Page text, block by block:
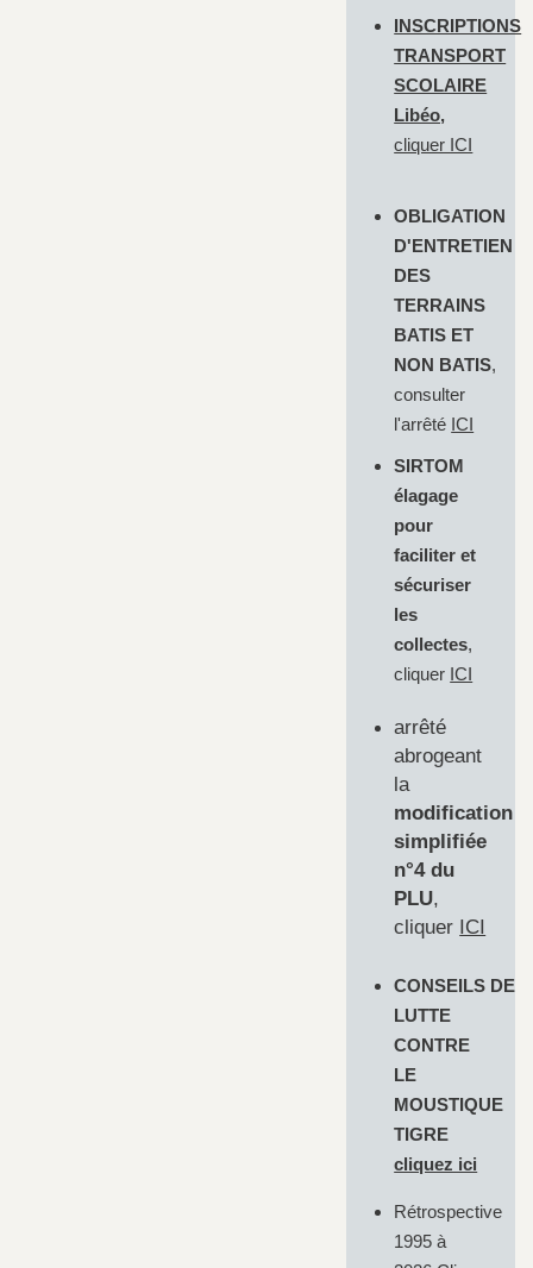
INSCRIPTIONS
TRANSPORT
SCOLAIRE
Libéo,
cliquer ICI
OBLIGATION
D'ENTRETIEN
DES
TERRAINS
BATIS ET
NON BATIS,
consulter
l'arrêté ICI
SIRTOM
élagage
pour
faciliter et
sécuriser
les
collectes,
cliquer ICI
arrêté
abrogeant
la
modification
simplifiée
n°4 du
PLU,
cliquer ICI
CONSEILS DE
LUTTE
CONTRE
LE
MOUSTIQUE
TIGRE
cliquez ici
Rétrospective
1995 à